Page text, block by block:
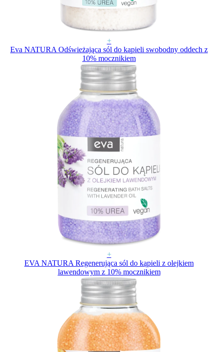
+
Eva NATURA Odświeżająca sól do kąpieli swobodny oddech z
10% mocznikiem
+
EVA NATURA Regenerująca sól do kąpieli z olejkiem
lawendowym z 10% mocznikiem